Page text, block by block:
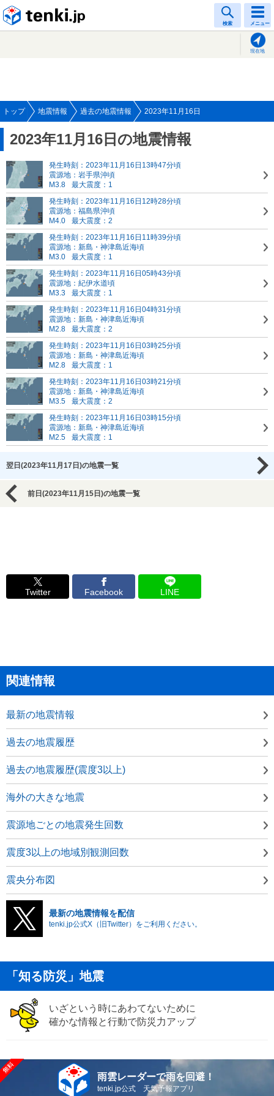
検索 メニュー
現在地
トップ 地震情報 過去の地震情報 2023年11月16日
2023年11月16日の地震情報
発生時刻：2023年11月16日13時47分頃
震源地：岩手県沖頃
M3.8
最大震度：1
発生時刻：2023年11月16日12時28分頃
震源地：福島県沖頃
M4.0
最大震度：2
発生時刻：2023年11月16日11時39分頃
震源地：新島・神津島近海頃
M3.0
最大震度：1
発生時刻：2023年11月16日05時43分頃
震源地：紀伊水道頃
M3.3
最大震度：1
発生時刻：2023年11月16日04時31分頃
震源地：新島・神津島近海頃
M2.8
最大震度：2
発生時刻：2023年11月16日03時25分頃
震源地：新島・神津島近海頃
M2.8
最大震度：1
発生時刻：2023年11月16日03時21分頃
震源地：新島・神津島近海頃
M3.5
最大震度：2
発生時刻：2023年11月16日03時15分頃
震源地：新島・神津島近海頃
M2.5
最大震度：1
翌日(2023年11月17日)の地震一覧
前日(2023年11月15日)の地震一覧
Twitter Facebook LINE
関連情報
最新の地震情報
過去の地震履歴
過去の地震履歴(震度3以上)
海外の大きな地震
震源地ごとの地震発生回数
震度3以上の地域別観測回数
震央分布図
最新の地震情報を配信
tenki.jp公式X（旧Twitter）をご利用ください。
「知る防災」地震
いざという時にあわてないために
確かな情報と行動で防災力アップ
雨雲レーダーで雨を回避！
tenki.jp公式 天気予報アプリ